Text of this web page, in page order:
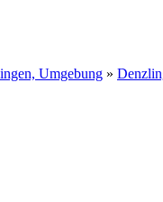
Umgebung »